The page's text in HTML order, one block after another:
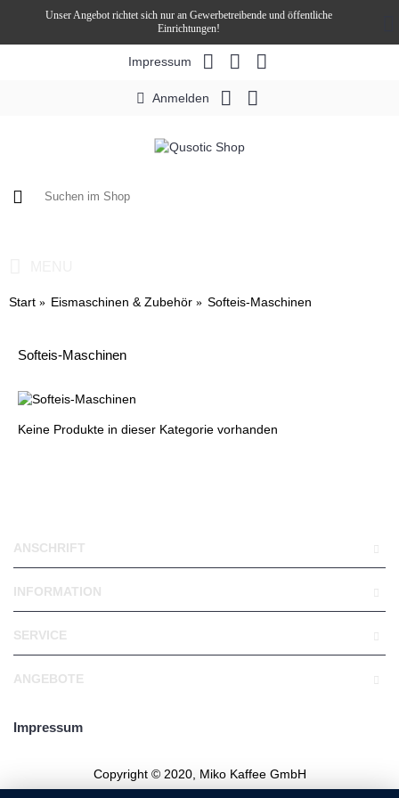
Unser Angebot richtet sich nur an Gewerbetreibende und öffentliche
Einrichtungen!
Impressum
Anmelden
Start Eismaschinen & Zubehör Softeis-Maschinen
Softeis-Maschinen
Keine Produkte in dieser Kategorie vorhanden
ANSCHRIFT
INFORMATION
SERVICE
ANGEBOTE
Impressum
Copyright © 2020, Miko Kaffee GmbH